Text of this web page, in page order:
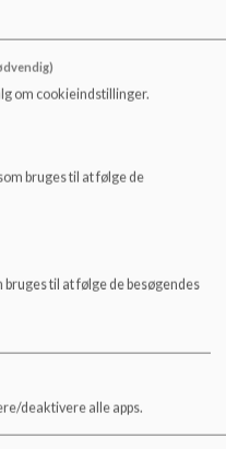
skrive eller regne,
i forhold til at leve op
folkeskole stiller, hos os
individuelt
faglige og sociale
tilbyder læring i en
på de områder,
i sin læringsproces.
følger
og 10. klasse udbydes
tilgodeser elevernes
musisk og kreativ
om cookieindstillinger.
bruges til at følge de
til at følge de besøgendes
deaktivere alle apps.